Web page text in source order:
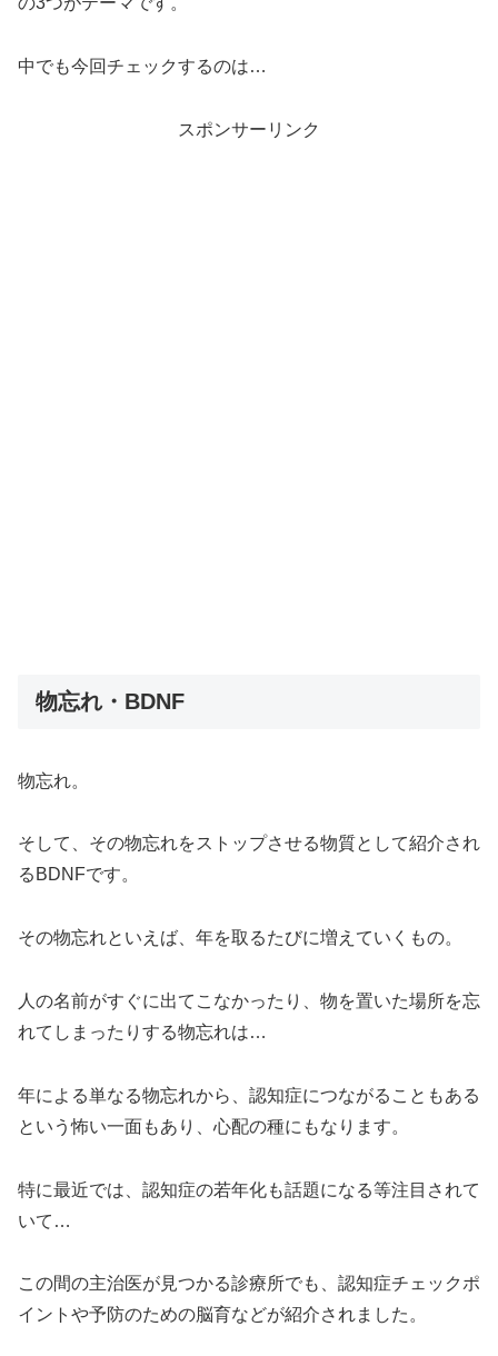
中でも今回チェックするのは…
スポンサーリンク
物忘れ・BDNF
物忘れ。
そして、その物忘れをストップさせる物質として紹介され
るBDNFです。
その物忘れといえば、年を取るたびに増えていくもの。
人の名前がすぐに出てこなかったり、物を置いた場所を忘
れてしまったりする物忘れは…
年による単なる物忘れから、認知症につながることもある
という怖い一面もあり、心配の種にもなります。
特に最近では、認知症の若年化も話題になる等注目されて
いて…
この間の主治医が見つかる診療所でも、認知症チェックポ
イントや予防のための脳育などが紹介されました。